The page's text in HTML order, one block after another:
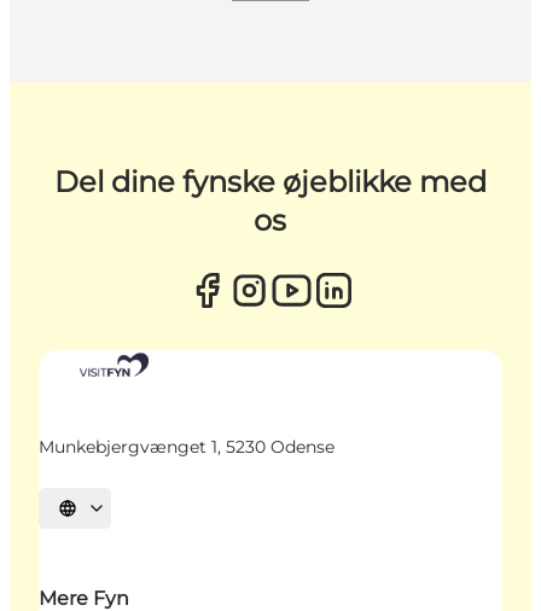
Del dine fynske øjeblikke med
os
Munkebjergvænget 1, 5230 Odense
Vælg sprog
Mere Fyn